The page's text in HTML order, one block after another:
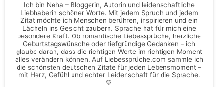
Ich bin Neha – Bloggerin, Autorin und leidenschaftliche
Liebhaberin schöner Worte. Mit jedem Spruch und jedem
Zitat möchte ich Menschen berühren, inspirieren und ein
Lächeln ins Gesicht zaubern. Sprache hat für mich eine
besondere Kraft. Ob romantische Liebessprüche, herzliche
Geburtstagswünsche oder tiefgründige Gedanken – ich
glaube daran, dass die richtigen Worte im richtigen Moment
alles verändern können. Auf Liebessprüche.com sammle ich
die schönsten deutschen Zitate für jeden Lebensmoment –
mit Herz, Gefühl und echter Leidenschaft für die Sprache.
💛